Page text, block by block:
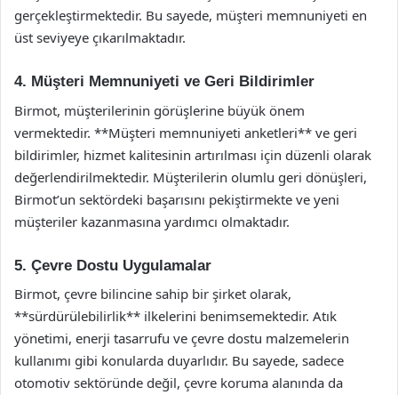
gerçekleştirmektedir. Bu sayede, müşteri memnuniyeti en
üst seviyeye çıkarılmaktadır.
4. Müşteri Memnuniyeti ve Geri Bildirimler
Birmot, müşterilerinin görüşlerine büyük önem
vermektedir. **Müşteri memnuniyeti anketleri** ve geri
bildirimler, hizmet kalitesinin artırılması için düzenli olarak
değerlendirilmektedir. Müşterilerin olumlu geri dönüşleri,
Birmot’un sektördeki başarısını pekiştirmekte ve yeni
müşteriler kazanmasına yardımcı olmaktadır.
5. Çevre Dostu Uygulamalar
Birmot, çevre bilincine sahip bir şirket olarak,
**sürdürülebilirlik** ilkelerini benimsemektedir. Atık
yönetimi, enerji tasarrufu ve çevre dostu malzemelerin
kullanımı gibi konularda duyarlıdır. Bu sayede, sadece
otomotiv sektöründe değil, çevre koruma alanında da